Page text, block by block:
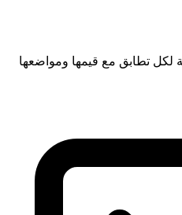
تطابق مع قيمها ومواضعها